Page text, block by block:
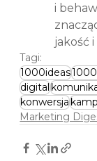
i
jakość
Tagi:
1000ideas
digital
konwersja
Marketing